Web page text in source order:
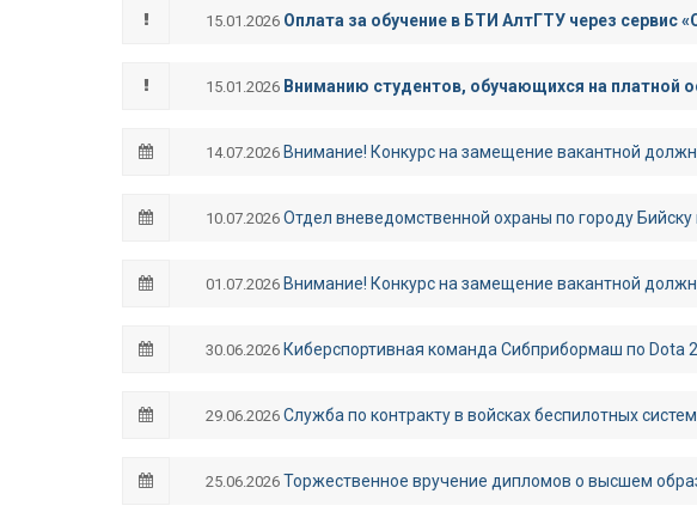
15.01.2026 Оплата за обучение в БТИ АлтГТУ через сервис
15.01.2026 Вниманию студентов, обучающихся на платной
14.07.2026 Внимание! Конкурс на замещение вакантной
10.07.2026 Отдел вневедомственной охраны по городу
01.07.2026 Внимание! Конкурс на замещение вакантной
30.06.2026 Киберспортивная команда Сибприбормаш по Dota
29.06.2026 Служба по контракту в войсках беспилотных систем
25.06.2026 Торжественное вручение дипломов о высшем